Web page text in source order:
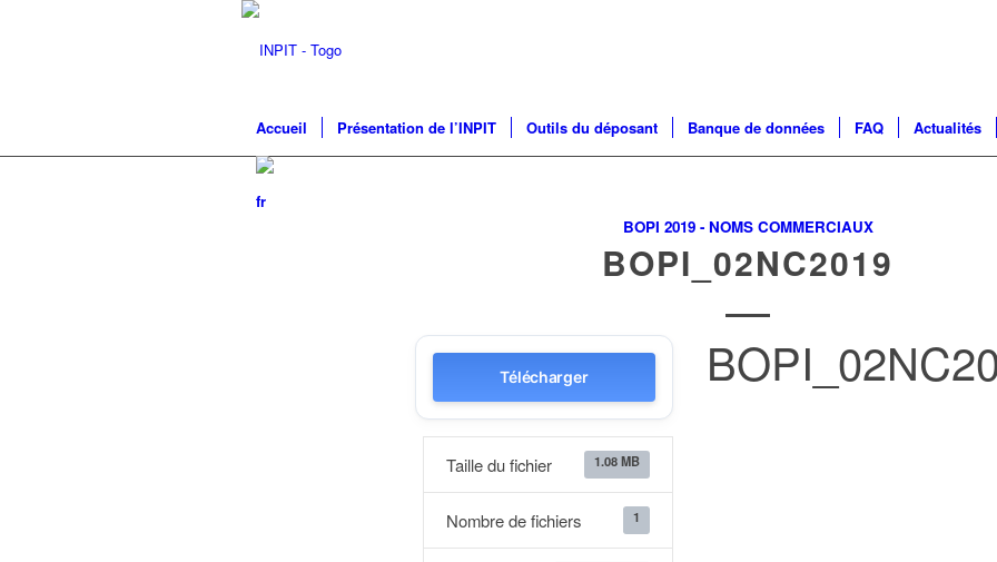
Accueil Présentation de l’INPIT Outils du déposant Banque de données FAQ Actualités
BOPI 2019 - NOMS COMMERCIAUX
BOPI_02NC2019
Télécharger
Taille du fichier 1.08 MB
Nombre de fichiers 1